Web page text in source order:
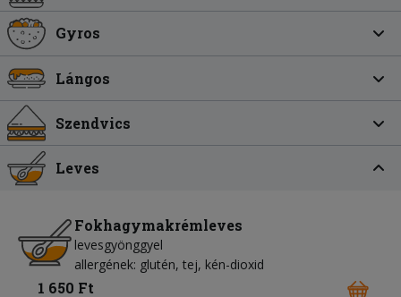
Gyros
Lángos
Szendvics
Leves
Fokhagymakrémleves
levesgyönggyel
allergének: glutén, tej, kén-dioxid
1 650 Ft